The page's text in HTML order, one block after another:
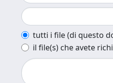
tutti i file (di questo
il file(s) che avete